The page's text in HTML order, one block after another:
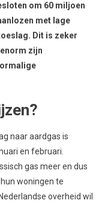
om 60 miljoen
met lage
Dit is zeker
zijn
naar aardgas is
en februari.
gas meer en dus
woningen te
overheid wil